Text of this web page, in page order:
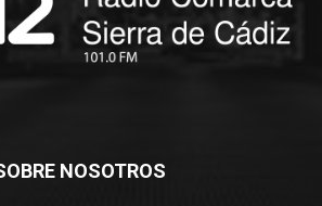
NOSOTROS